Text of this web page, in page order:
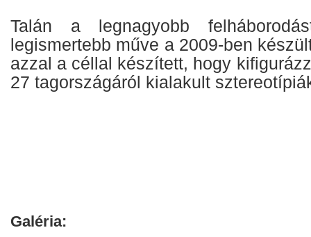
Talán a legnagyobb
legismertebb műve a 2009-ben
azzal a céllal készített, hogy
27 tagországáról kialakult
Galéria: